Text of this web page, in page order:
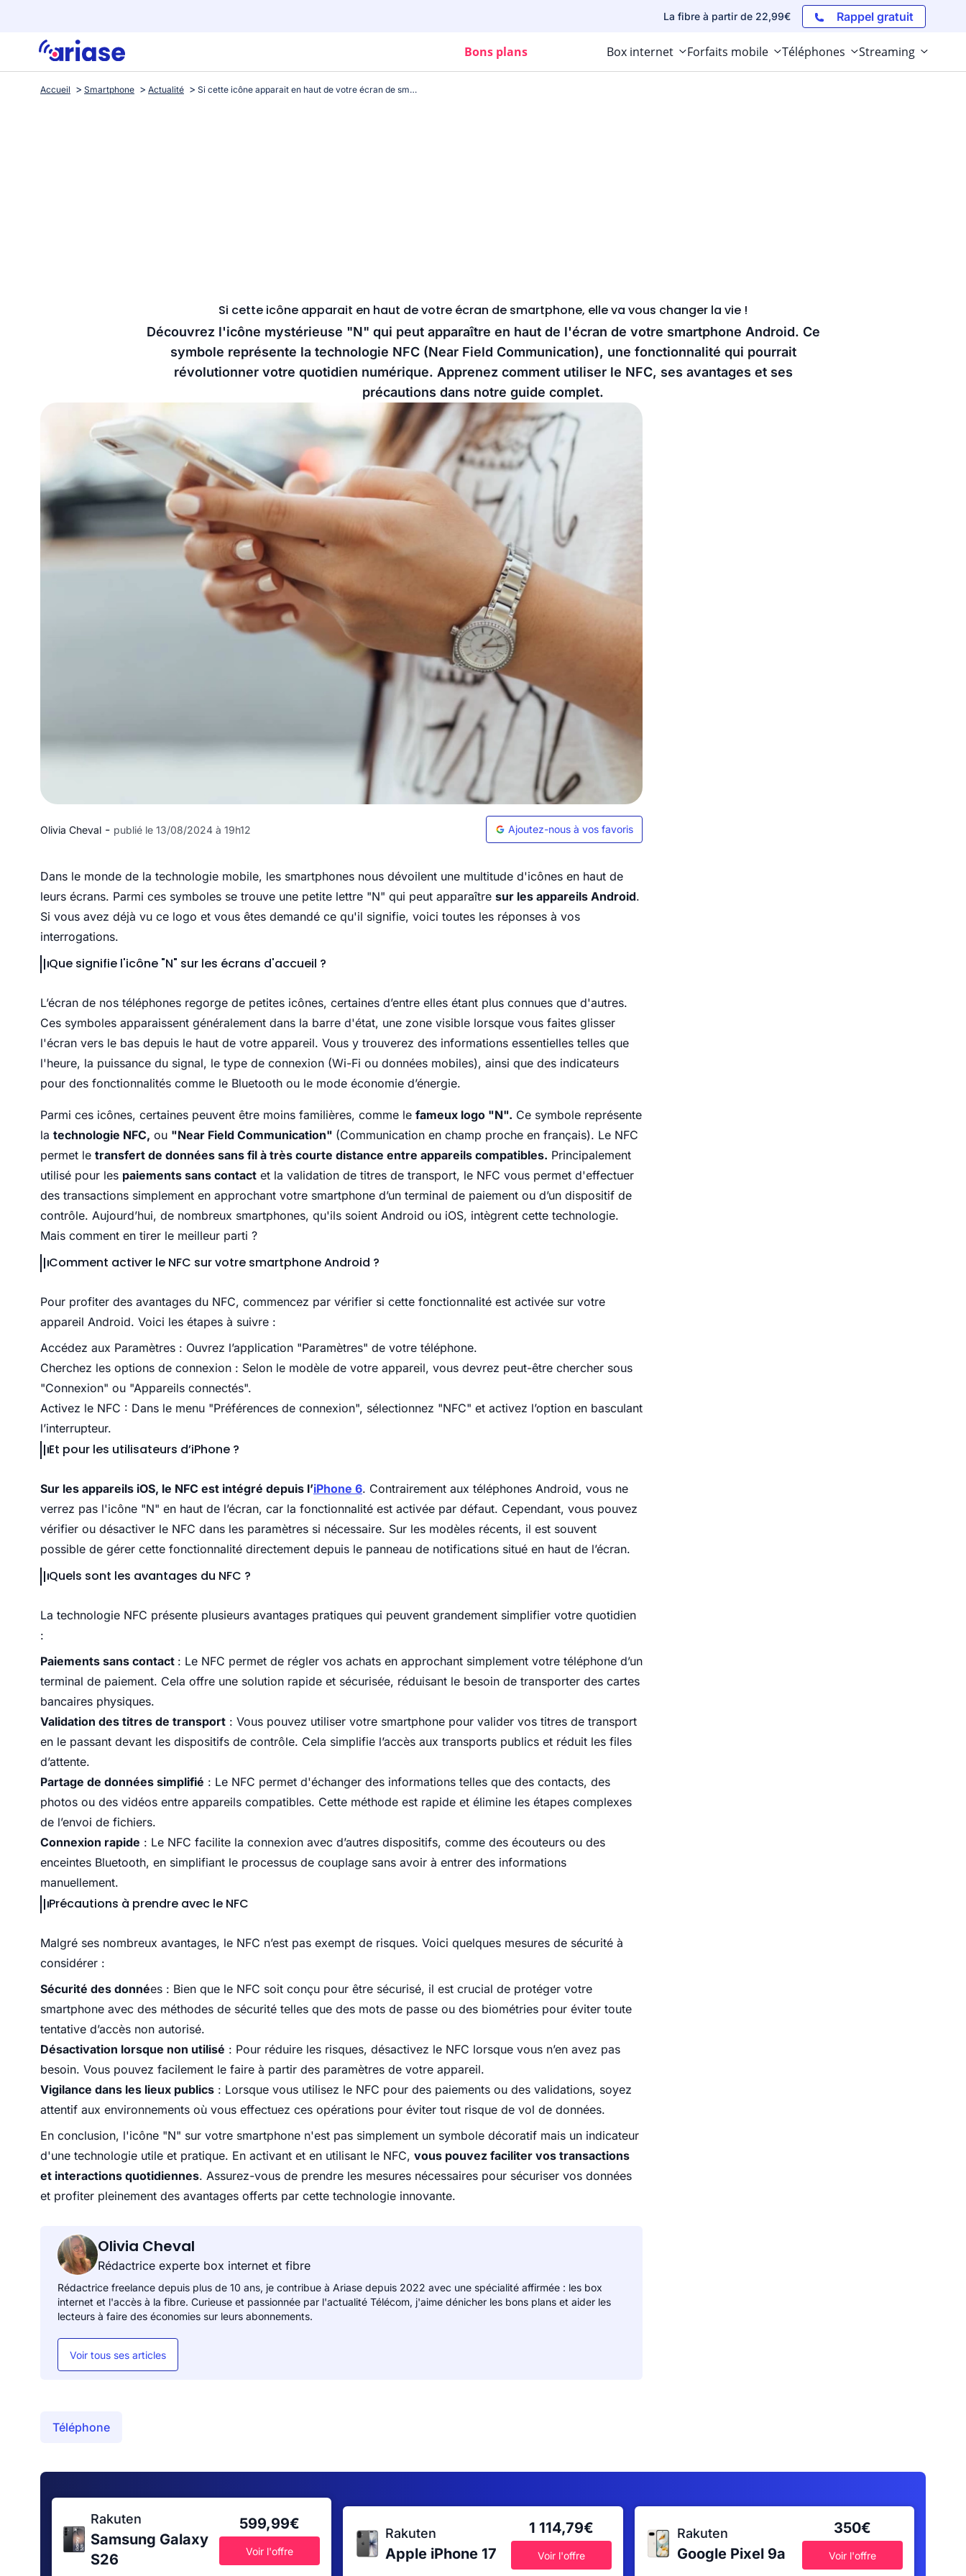
La fibre à partir de 22,99€ Rappel gratuit
Bons plans Box internet Forfaits mobile Téléphones Streaming
Accueil Smartphone Actualité Si cette icône apparait en haut de votre écran de smartphone, elle va vous changer la vie !
Si cette icône apparait en haut de votre écran de smartphone, elle va vous changer la vie !
Découvrez l'icône mystérieuse "N" qui peut apparaître en haut de l'écran de votre smartphone Android. Ce
symbole représente la technologie NFC (Near Field Communication), une fonctionnalité qui pourrait
révolutionner votre quotidien numérique. Apprenez comment utiliser le NFC, ses avantages et ses
précautions dans notre guide complet.
Olivia Cheval - publié le 13/08/2024 à 19h12 Ajoutez-nous à vos favoris
Dans le monde de la technologie mobile, les smartphones nous dévoilent une multitude d'icônes en haut de
leurs écrans. Parmi ces symboles se trouve une petite lettre "N" qui peut apparaître sur les appareils Android.
Si vous avez déjà vu ce logo et vous êtes demandé ce qu'il signifie, voici toutes les réponses à vos
interrogations.
Que signifie l'icône "N" sur les écrans d'accueil ?
L’écran de nos téléphones regorge de petites icônes, certaines d’entre elles étant plus connues que d'autres.
Ces symboles apparaissent généralement dans la barre d'état, une zone visible lorsque vous faites glisser
l'écran vers le bas depuis le haut de votre appareil. Vous y trouverez des informations essentielles telles que
l'heure, la puissance du signal, le type de connexion (Wi-Fi ou données mobiles), ainsi que des indicateurs
pour des fonctionnalités comme le Bluetooth ou le mode économie d’énergie.
Parmi ces icônes, certaines peuvent être moins familières, comme le fameux logo "N". Ce symbole représente
la technologie NFC, ou "Near Field Communication" (Communication en champ proche en français). Le NFC
permet le transfert de données sans fil à très courte distance entre appareils compatibles. Principalement
utilisé pour les paiements sans contact et la validation de titres de transport, le NFC vous permet d'effectuer
des transactions simplement en approchant votre smartphone d’un terminal de paiement ou d’un dispositif de
contrôle. Aujourd’hui, de nombreux smartphones, qu'ils soient Android ou iOS, intègrent cette technologie.
Mais comment en tirer le meilleur parti ?
Comment activer le NFC sur votre smartphone Android ?
Pour profiter des avantages du NFC, commencez par vérifier si cette fonctionnalité est activée sur votre
appareil Android. Voici les étapes à suivre :
Accédez aux Paramètres : Ouvrez l’application "Paramètres" de votre téléphone.
Cherchez les options de connexion : Selon le modèle de votre appareil, vous devrez peut-être chercher sous
"Connexion" ou "Appareils connectés".
Activez le NFC : Dans le menu "Préférences de connexion", sélectionnez "NFC" et activez l’option en basculant
l’interrupteur.
Et pour les utilisateurs d’iPhone ?
Sur les appareils iOS, le NFC est intégré depuis l’iPhone 6. Contrairement aux téléphones Android, vous ne
verrez pas l'icône "N" en haut de l’écran, car la fonctionnalité est activée par défaut. Cependant, vous pouvez
vérifier ou désactiver le NFC dans les paramètres si nécessaire. Sur les modèles récents, il est souvent
possible de gérer cette fonctionnalité directement depuis le panneau de notifications situé en haut de l’écran.
Quels sont les avantages du NFC ?
La technologie NFC présente plusieurs avantages pratiques qui peuvent grandement simplifier votre quotidien
:
Paiements sans contact : Le NFC permet de régler vos achats en approchant simplement votre téléphone d’un
terminal de paiement. Cela offre une solution rapide et sécurisée, réduisant le besoin de transporter des cartes
bancaires physiques.
Validation des titres de transport : Vous pouvez utiliser votre smartphone pour valider vos titres de transport
en le passant devant les dispositifs de contrôle. Cela simplifie l’accès aux transports publics et réduit les files
d’attente.
Partage de données simplifié : Le NFC permet d'échanger des informations telles que des contacts, des
photos ou des vidéos entre appareils compatibles. Cette méthode est rapide et élimine les étapes complexes
de l’envoi de fichiers.
Connexion rapide : Le NFC facilite la connexion avec d’autres dispositifs, comme des écouteurs ou des
enceintes Bluetooth, en simplifiant le processus de couplage sans avoir à entrer des informations
manuellement.
Précautions à prendre avec le NFC
Malgré ses nombreux avantages, le NFC n’est pas exempt de risques. Voici quelques mesures de sécurité à
considérer :
Sécurité des données : Bien que le NFC soit conçu pour être sécurisé, il est crucial de protéger votre
smartphone avec des méthodes de sécurité telles que des mots de passe ou des biométries pour éviter toute
tentative d’accès non autorisé.
Désactivation lorsque non utilisé : Pour réduire les risques, désactivez le NFC lorsque vous n’en avez pas
besoin. Vous pouvez facilement le faire à partir des paramètres de votre appareil.
Vigilance dans les lieux publics : Lorsque vous utilisez le NFC pour des paiements ou des validations, soyez
attentif aux environnements où vous effectuez ces opérations pour éviter tout risque de vol de données.
En conclusion, l'icône "N" sur votre smartphone n'est pas simplement un symbole décoratif mais un indicateur
d'une technologie utile et pratique. En activant et en utilisant le NFC, vous pouvez faciliter vos transactions
et interactions quotidiennes. Assurez-vous de prendre les mesures nécessaires pour sécuriser vos données
et profiter pleinement des avantages offerts par cette technologie innovante.
Olivia Cheval
Rédactrice experte box internet et fibre
Rédactrice freelance depuis plus de 10 ans, je contribue à Ariase depuis 2022 avec une spécialité affirmée : les box
internet et l'accès à la fibre. Curieuse et passionnée par l'actualité Télécom, j'aime dénicher les bons plans et aider les
lecteurs à faire des économies sur leurs abonnements.
Voir tous ses articles
Téléphone
Rakuten
Samsung Galaxy
S26
599,99€
Voir l'offre
Rakuten
Apple iPhone 17
1 114,79€
Voir l'offre
Rakuten
Google Pixel 9a
350€
Voir l'offre